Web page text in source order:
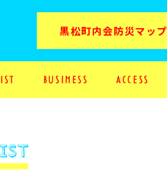
黒松町内会防災マップ
I ST BU S IN ES S ACC E SS